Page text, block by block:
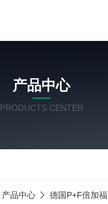
产品中心
PRODUCTS CENTER
产品中心 德国P+F倍加福